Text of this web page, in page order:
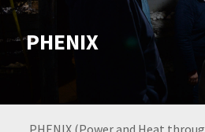
PHENIX
PHENIX (Power and Heat